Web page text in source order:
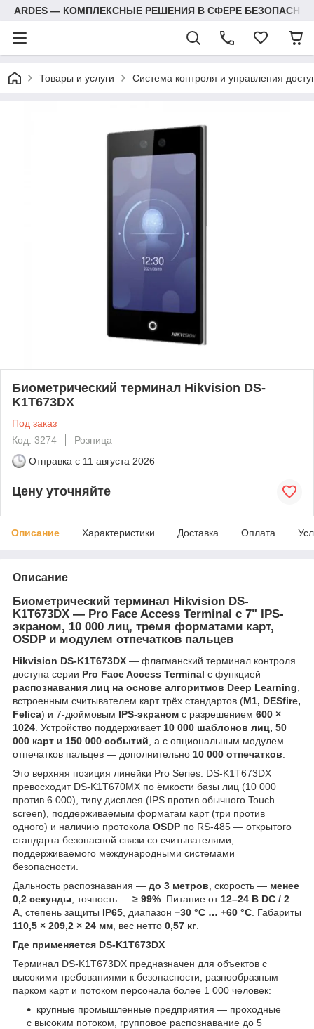
ARDES — КОМПЛЕКСНЫЕ РЕШЕНИЯ В СФЕРЕ
Товары и услуги Система контроля и управления
Биометрический терминал Hikvision DS-
K1T673DX
Под заказ
Код: 3274
Розница
Отправка с 11 августа 2026
Цену уточняйте
Описание Характеристики Доставка Оплата
Описание
Биометрический терминал Hikvision DS-
K1T673DX — Pro Face Access Terminal с 7" IPS-
экраном, 10 000 лиц, тремя форматами карт,
OSDP и модулем отпечатков пальцев
Hikvision DS-K1T673DX — флагманский терминал контроля
доступа серии Pro Face Access Terminal с функцией
распознавания лиц на основе алгоритмов Deep Learning
встроенным считывателем карт трёх стандартов (M1, DESfire,
Felica) и 7-дюймовым IPS-экраном с разрешением 600 ×
1024 . Устройство поддерживает 10 000 шаблонов лиц, 50
000 карт и 150 000 событий , а с опциональным модулем
отпечатков пальцев — дополнительно 10 000 отпечатков
Это верхняя позиция линейки Pro Series: DS-K1T673DX
превосходит DS-K1T670MX по ёмкости базы лиц (10 000
против 6 000), типу дисплея (IPS против обычного Touch
screen), поддерживаемым форматам карт (три против
одного) и наличию протокола OSDP по RS-485 — открытого
стандарта безопасной связи со считывателями,
поддерживаемого международными системами
безопасности.
Дальность распознавания — до 3 метров , скорость — менее
0,2 секунды , точность — ≥ 99% . Питание от 12–24 В DC / 2
А , степень защиты IP65 , диапазон −30 °C … +60 °C . Габариты
110,5 × 209,2 × 24 мм , вес нетто 0,57 кг
Где применяется DS-K1T673DX
Терминал DS-K1T673DX предназначен для объектов с
высокими требованиями к безопасности, разнообразным
парком карт и потоком персонала более 1 000 человек:
крупные промышленные предприятия — проходные
с высоким потоком, групповое распознавание до 5